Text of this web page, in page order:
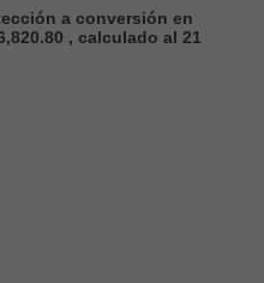
a conversión en
, calculado al 21